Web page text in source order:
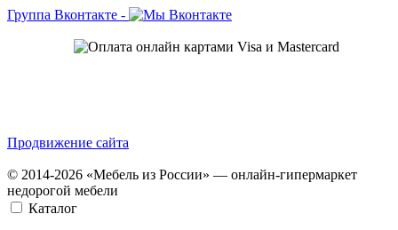
Группа Вконтакте -
Продвижение сайта
© 2014-2026 «Мебель из России» — онлайн-гипермаркет
недорогой мебели
Каталог